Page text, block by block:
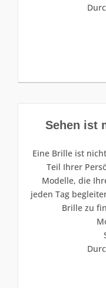
Sehen ist
Eine Brille ist
Teil Ihrer
Modelle, die
jeden Tag
Brille zu